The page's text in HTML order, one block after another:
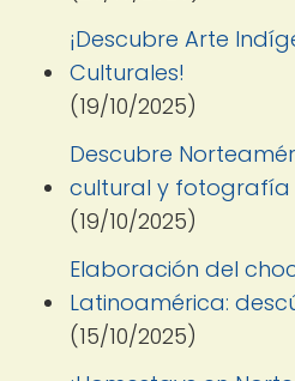
¡Descubre Arte
Culturales!
(19/10/2025)
Descubre
cultural y fotografía
(19/10/2025)
Elaboración del
Latinoamérica:
(15/10/2025)